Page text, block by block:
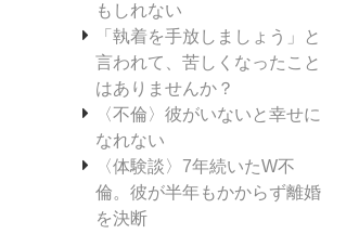
もしれない
「執着を手放しましょう」と
言われて、苦しくなったこと
はありませんか？
〈不倫〉彼がいないと幸せに
なれない
〈体験談〉7年続いたW不
倫。彼が半年もかからず離婚
を決断